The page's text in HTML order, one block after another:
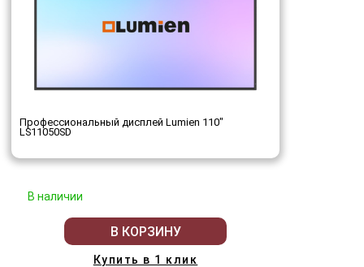
Профессиональный дисплей Lumien 110"
LS11050SD
В наличии
В КОРЗИНУ
Купить в 1 клик